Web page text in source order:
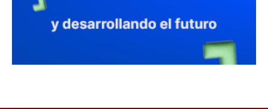
Suscríbete para recibir novedades, ofertas especiales,
noticias tecnológicas e invitaciones a nuestros exclusivos
eventos.